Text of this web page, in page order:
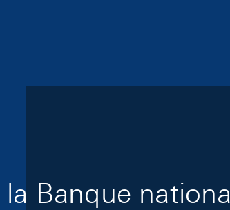
Banque